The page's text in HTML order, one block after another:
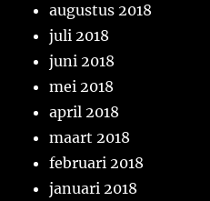
augustus 2018
juli 2018
juni 2018
mei 2018
april 2018
maart 2018
februari 2018
januari 2018